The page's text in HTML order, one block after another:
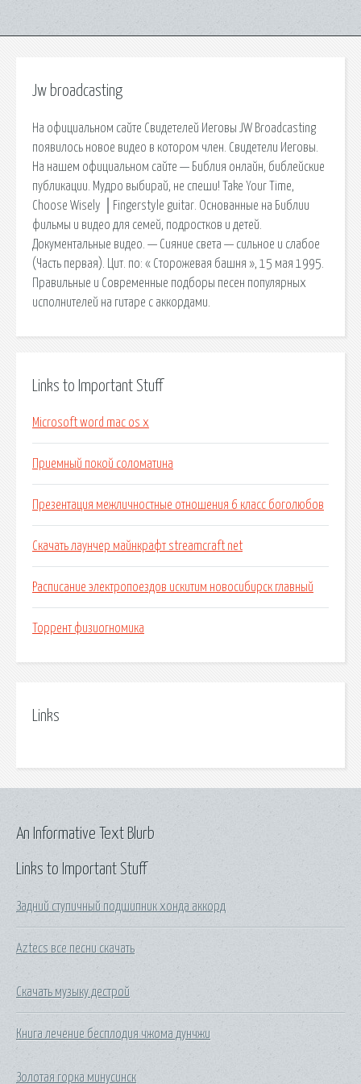
Jw broadcasting
На официальном сайте Свидетелей Иеговы JW Broadcasting
появилось новое видео в котором член. Свидетели Иеговы.
На нашем официальном сайте — Библия онлайн, библейские
публикации. Мудро выбирай, не спеши! Take Your Time,
Choose Wisely │Fingerstyle guitar. Основанные на Библии
фильмы и видео для семей, подростков и детей.
Документальные видео. — Сияние света — сильное и слабое
(Часть первая). Цит. по: « Сторожевая башня », 15 мая 1995.
Правильные и Современные подборы песен популярных
исполнителей на гитаре с аккордами.
Links to Important Stuff
Microsoft word mac os x
Приемный покой соломатина
Презентация межличностные отношения 6 класс боголюбов
Скачать лаунчер майнкрафт streamcraft net
Расписание электропоездов искитим новосибирск главный
Торрент физиогномика
Links
Links to Important Stuff
Задний ступичный подшипник хонда аккорд
Aztecs все песни скачать
Скачать музыку дестрой
Книга лечение бесплодия чжома дунчжи
Золотая горка минусинск
An Informative Text Blurb